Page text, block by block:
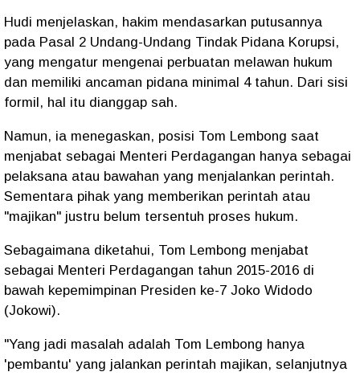
Hudi menjelaskan, hakim mendasarkan putusannya
pada Pasal 2 Undang-Undang Tindak Pidana Korupsi,
yang mengatur mengenai perbuatan melawan hukum
dan memiliki ancaman pidana minimal 4 tahun. Dari sisi
formil, hal itu dianggap sah.
Namun, ia menegaskan, posisi Tom Lembong saat
menjabat sebagai Menteri Perdagangan hanya sebagai
pelaksana atau bawahan yang menjalankan perintah.
Sementara pihak yang memberikan perintah atau
"majikan" justru belum tersentuh proses hukum.
Sebagaimana diketahui, Tom Lembong menjabat
sebagai Menteri Perdagangan tahun 2015-2016 di
bawah kepemimpinan Presiden ke-7 Joko Widodo
(Jokowi).
"Yang jadi masalah adalah Tom Lembong hanya
'pembantu' yang jalankan perintah majikan, selanjutnya